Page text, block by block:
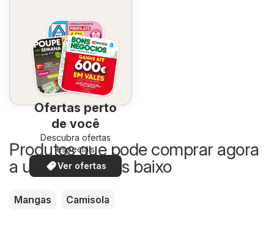
Ofertas perto
de você
Descubra ofertas
especiais
Ver ofertas
Produtos que pode comprar agora
a um preço mais baixo
Mangas Camisola